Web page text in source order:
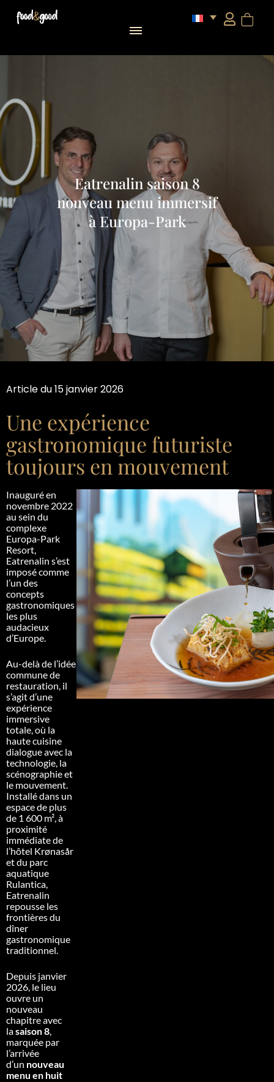
Eatrenalin saison 8
nouveau menu immersif
à Europa-Park
Article du 15 janvier 2026
Une expérience
gastronomique futuriste
toujours en mouvement
Inauguré en
novembre 2022
au sein du
complexe
Europa-Park
Resort,
Eatrenalin s’est
imposé comme
l’un des
concepts
gastronomiques
les plus
audacieux
d’Europe.
Au-delà de l’idée
commune de
restauration, il
s’agit d’une
expérience
immersive
totale, où la
haute cuisine
dialogue avec la
technologie, la
scénographie et
le mouvement.
Installé dans un
espace de plus
de 1 600 m², à
proximité
immédiate de
l’hôtel Krønasår
et du parc
aquatique
Rulantica,
Eatrenalin
repousse les
frontières du
dîner
gastronomique
traditionnel.
Depuis janvier
2026, le lieu
ouvre un
nouveau
chapitre avec
lasaison 8,
marquée par
l’arrivée
d’un nouveau
menu en huit